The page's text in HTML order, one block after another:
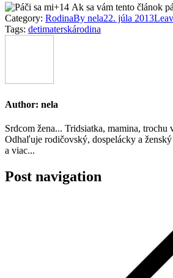
+14 Ak sa vám tento článok
Category: RodinaBy nela22. júla 2013
Tags: detimaterskárodina
Author: nela
Srdcom žena... Tridsiatka, mamina, trochu
Odhaľuje rodičovský, dospelácky a
a viac...
Post navigation